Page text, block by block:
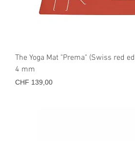
Snel
The Yoga Mat "Prema" (Swiss red
4 mm
Prijs
CHF 139,00